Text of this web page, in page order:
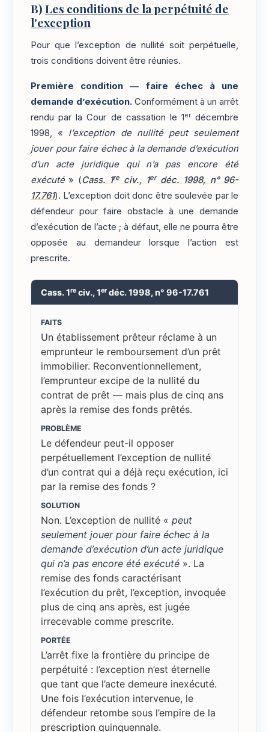
B)Les conditions de la perpétuité de
l'exception
Pour que l’exception de nullité soit perpétuelle,
trois conditions doivent être réunies.
Première condition — faire échec à une
demande d’exécution. Conformément à un arrêt
rendu par la Cour de cassation le 1 erdécembre
1998, « l’exception de nullité peut seulement
jouer pour faire échec à la demande d’exécution
d’un acte juridique qui n’a pas encore été
exécuté» (Cass. 1reciv., 1erdéc. 1998, n° 96-
17.761). L’exception doit donc être soulevée par le
défendeur pour faire obstacle à une demande
d’exécution de l’acte ; à défaut, elle ne pourra être
opposée au demandeur lorsque l’action est
prescrite.
Cass. 1re civ., 1erdéc. 1998, n° 96-17.761
FAITS
Un établissement prêteur réclame à un
emprunteur le remboursement d’un prêt
immobilier. Reconventionnellement,
l’emprunteur excipe de la nullité du
contrat de prêt — mais plus de cinq ans
après la remise des fonds prêtés.
PROBLÈME
Le défendeur peut-il opposer
perpétuellement l’exception de nullité
d’un contrat qui a déjà reçu exécution, ici
par la remise des fonds ?
SOLUTION
Non. L’exception de nullité « peut
seulement jouer pour faire échec à la
demande d’exécution d’un acte juridique
qui n’a pas encore été exécuté ». La
remise des fonds caractérisant
l’exécution du prêt, l’exception, invoquée
plus de cinq ans après, est jugée
irrecevable comme prescrite.
PORTÉE
L’arrêt fixe la frontière du principe de
perpétuité : l’exception n’est éternelle
que tant que l’acte demeure inexécuté.
Une fois l’exécution intervenue, le
défendeur retombe sous l’empire de la
prescription quinquennale.